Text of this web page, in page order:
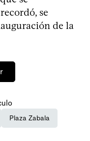
se
de la
Plaza Zabala